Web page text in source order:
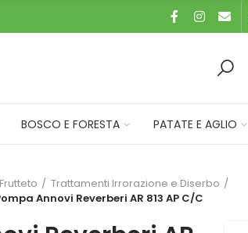
BOSCO E FORESTA PATATE E AGLIO
Trattamenti Irrorazione e Diserbo
Annovi Reverberi AR 813 AP C/C